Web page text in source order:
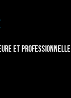
ET PROFESSIONNELLE